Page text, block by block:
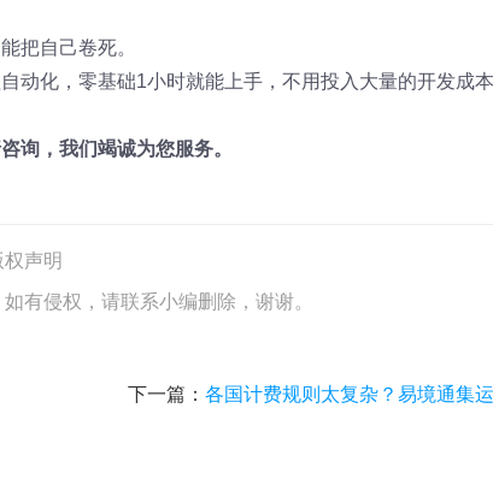
把自己卷死。
动化，零基础1小时就能上手，不用投入大量的开发成
询，我们竭诚为您服务。
权声明
有侵权，请联系小编删除，谢谢。
下一篇： 各国计费规则太复杂？易境通集运系统自动帮